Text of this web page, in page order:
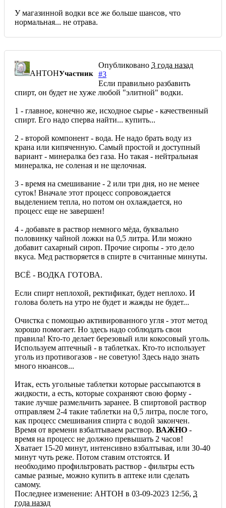
У магазинной водки все же больше шансов, что
нормальная... не отрава.
AHTOHУчастник
Опубликовано 3 года назад
#3
Если правильно разбавить
спирт, он будет не хуже любой "элитной" водки.
1 - главное, конечно же, исходное сырье - качественный
спирт. Его надо сперва найти... купить...
2 - второй компонент - вода. Не надо брать воду из
крана или кипяченную. Самый простой и доступный
вариант - минералка без газа. Но такая - нейтральная
минералка, не соленая и не щелочная.
3 - время на смешивание - 2 или три дня, но не менее
суток! Вначале этот процесс сопровождается
выделением тепла, но потом он охлаждается, но
процесс еще не завершен!
4 - добавьте в раствор немного мёда, буквально
половинку чайной ложки на 0,5 литра. Или можно
добавит сахарный сироп. Прочие сиропы - это дело
вкуса. Мед растворяется в спирте в считанные минуты.
ВСЁ - ВОДКА ГОТОВА.
Если спирт неплохой, ректификат, будет неплохо. И
голова болеть на утро не будет и жажды не будет...
Очистка с помощью активированного угля - этот метод
хорошо помогает. Но здесь надо соблюдать свои
правила! Кто-то делает березовый или кокосовый уголь.
Используем аптечный - в таблетках. Кто-то использует
уголь из противогазов - не советую! Здесь надо знать
много нюансов...
Итак, есть угольные таблетки которые рассыпаются в
жидкости, а есть, которые сохраняют свою форму -
такие лучше размельчить заранее. В спиртовой раствор
отправляем 2-4 такие таблетки на 0,5 литра, после того,
как процесс смешивания спирта с водой закончен.
Время от времени взбалтываем раствор. ВАЖНО -
время на процесс не должно превышать 2 часов!
Хватает 15-20 минут, интенсивно взбалтывая, или 30-40
минут чуть реже. Потом ставим отстоятся. И
необходимо профильтровать раствор - фильтры есть
самые разные, можно купить в аптеке или сделать
самому.
Последнее изменение: AHTOH в 03-09-2023 12:56, 3
года назад